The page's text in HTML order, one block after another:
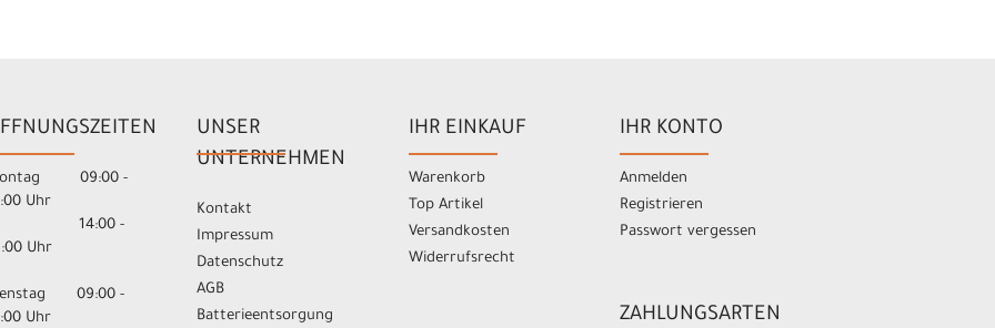
09:00 -
Uhr
-
Uhr
09:00 -
Uhr
UNSER
UNTERNEHMEN
Kontakt
Impressum
Datenschutz
AGB
Batterieentsorgung
IHR EINKAUF
Warenkorb
Top Artikel
Versandkosten
Widerrufsrecht
IHR KONTO
Anmelden
Registrieren
Passwort vergessen
ZAHLUNGSARTEN